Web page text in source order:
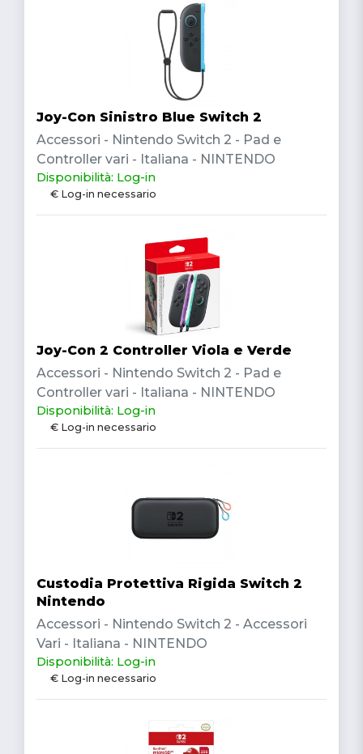
Joy-Con Sinistro Blue Switch 2
Accessori - Nintendo Switch 2 - Pad e
Controller vari - Italiana - NINTENDO
Disponibilità: Log-in
€ Log-in necessario
Joy-Con 2 Controller Viola e Verde
Accessori - Nintendo Switch 2 - Pad e
Controller vari - Italiana - NINTENDO
Disponibilità: Log-in
€ Log-in necessario
Custodia Protettiva Rigida Switch 2
Nintendo
Accessori - Nintendo Switch 2 - Accessori
Vari - Italiana - NINTENDO
Disponibilità: Log-in
€ Log-in necessario